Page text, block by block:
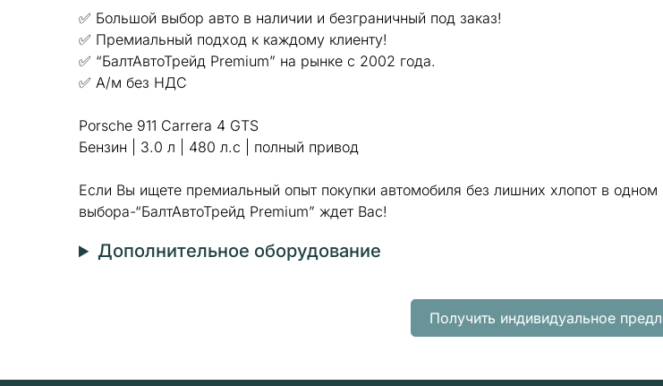
✅ Большой выбор авто в наличии и безграничный под заказ!
✅ Премиальный подход к каждому клиенту!
✅ “БалтАвтоТрейд Premium” на рынке с 2002 года.
✅ А/м без НДС
Porsche 911 Carrera 4 GTS
Бензин | 3.0 л | 480 л.с | полный привод
Если Вы ищете премиальный опыт покупки автомобиля без лишних хлопот в
выбора-“БалтАвтоТрейд Premium” ждет Вас!
Дополнительное оборудование
Получить индивидуальное